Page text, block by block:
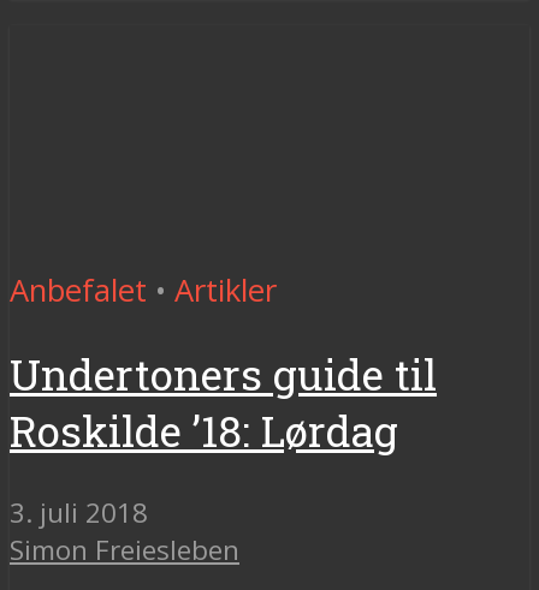
Anbefalet • Artikler
Undertoners guide til
Roskilde ’18: Lørdag
3. juli 2018
Simon Freiesleben